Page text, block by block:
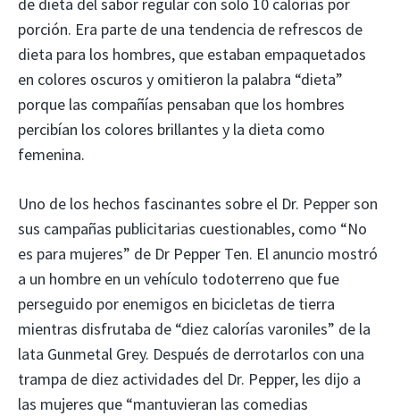
de dieta del sabor regular con solo 10 calorías por
porción. Era parte de una tendencia de refrescos de
dieta para los hombres, que estaban empaquetados
en colores oscuros y omitieron la palabra “dieta”
porque las compañías pensaban que los hombres
percibían los colores brillantes y la dieta como
femenina.
Uno de los hechos fascinantes sobre el Dr. Pepper son
sus campañas publicitarias cuestionables, como “No
es para mujeres” de Dr Pepper Ten. El anuncio mostró
a un hombre en un vehículo todoterreno que fue
perseguido por enemigos en bicicletas de tierra
mientras disfrutaba de “diez calorías varoniles” de la
lata Gunmetal Grey. Después de derrotarlos con una
trampa de diez actividades del Dr. Pepper, les dijo a
las mujeres que “mantuvieran las comedias